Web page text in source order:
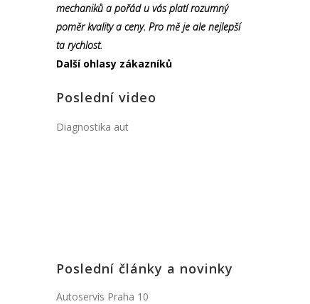
mechaniků a pořád u vás platí rozumný
poměr kvality a ceny. Pro mě je ale nejlepší
ta rychlost.
Další ohlasy zákazníků
Poslední video
Diagnostika aut
Poslední články a novinky
Autoservis Praha 10